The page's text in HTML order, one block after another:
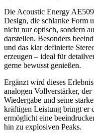
Die Acoustic Energy
Design, die schlanke Form
nicht nur optisch, sondern
darstellen. Besonders
und das klar definierte
erzeugen – ideal für
gerne bewusst genießen.
Ergänzt wird dieses
analogen Vollverstärker,
Wiedergabe und seine
kräftigen Leistung bringt er
ermöglicht eine
hin zu explosiven Peaks.